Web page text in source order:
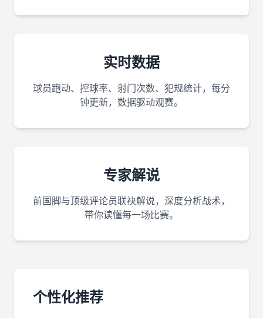
实时数据
球员跑动、控球率、射门次数、犯规统计，每分
钟更新，数据驱动观赛。
专家解说
前国脚与顶级评论员联袂解说，深度分析战术，
带你读懂每一场比赛。
个性化推荐